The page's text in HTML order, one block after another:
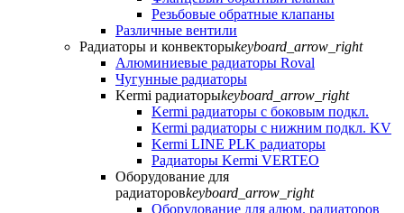
Резьбовые обратные клапаны
Различные вентили
Радиаторы и конвекторыkeyboard_arrow_right
Алюминиевые радиаторы Roval
Чугунные радиаторы
Kermi радиаторыkeyboard_arrow_right
Kermi радиаторы с боковым подкл.
Kermi радиаторы с нижним подкл. KV
Kermi LINE PLK радиаторы
Радиаторы Kermi VERTEO
Оборудование для
радиаторовkeyboard_arrow_right
Оборудование для алюм. радиаторов